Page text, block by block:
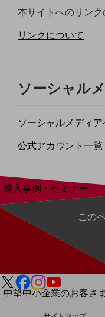
home5Gプラン
モバイルサービス
端末の一元管理
回線・ネットワーク
別ウィンドウで開きます
サービスをご利用中のお客さ
導入事例・セミナー
導入事例TOP
最新の導入事例や注目の導入事
開催・出展する各種セミナー、
中堅中小企業のお客さま
本サイトへのリン
リンクについて
ソーシャル
ソーシャルメディ
公式アカウント一覧
この